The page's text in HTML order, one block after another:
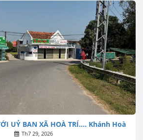
UỶ BAN XÃ HOÀ TRÍ…. Khánh Hoà
Th7 29, 2026